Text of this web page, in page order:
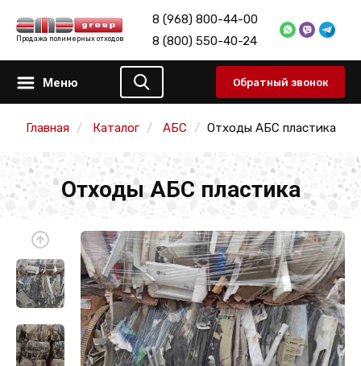
Продажа полимерных отходов
8 (968) 800-44-00
8 (800) 550-40-24
Меню Обратный звонок
Главная Каталог АБС Отходы АБС пластика
Отходы АБС пластика